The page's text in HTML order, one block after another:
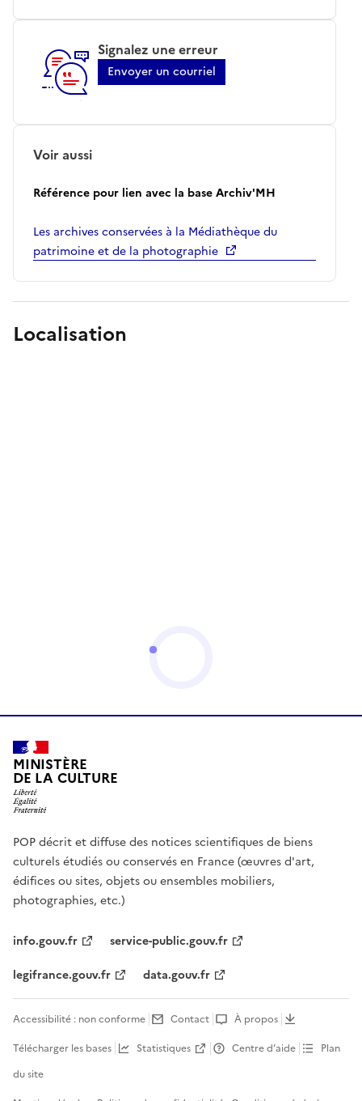
Signalez une erreur
Envoyer un courriel
Voir aussi
Référence pour lien avec la base Archiv'MH
Les archives conservées à la Médiathèque du
patrimoine et de la photographie
Localisation
MINISTÈRE
DE LA CULTURE
POP décrit et diffuse des notices scientifiques de biens
culturels étudiés ou conservés en France (œuvres d'art,
édifices ou sites, objets ou ensembles mobiliers,
photographies, etc.)
info.gouv.fr
service-public.gouv.fr
legifrance.gouv.fr
data.gouv.fr
Accessibilité : non conforme Contact
À propos
Télécharger les bases
Statistiques Centre d’aide
Plan
du site